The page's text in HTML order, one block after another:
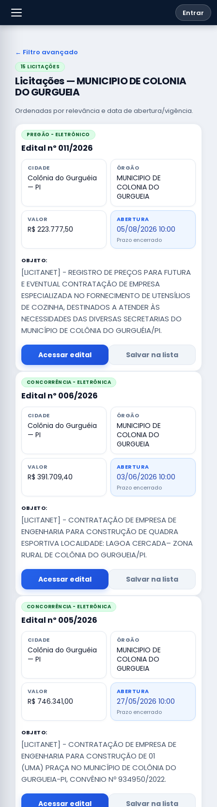
Entrar
← Filtro avançado
15 LICITAÇÕES
Licitações — MUNICIPIO DE COLONIA
DO GURGUEIA
Ordenadas por relevância e data de abertura/vigência.
PREGÃO - ELETRÔNICO
Edital nº 011/2026
CIDADE
Colônia do Gurguéia
— PI
ÓRGÃO
MUNICIPIO DE
COLONIA DO
GURGUEIA
VALOR
R$ 223.777,50
ABERTURA
05/08/2026 10:00
Prazo encerrado
OBJETO:
[LICITANET] - REGISTRO DE PREÇOS PARA FUTURA
E EVENTUAL CONTRATAÇÃO DE EMPRESA
ESPECIALIZADA NO FORNECIMENTO DE UTENSÍLIOS
DE COZINHA, DESTINADOS A ATENDER ÀS
NECESSIDADES DAS DIVERSAS SECRETARIAS DO
MUNICÍPIO DE COLÔNIA DO GURGUÉIA/PI.
Acessar edital Salvar na lista
CONCORRÊNCIA - ELETRÔNICA
Edital nº 006/2026
CIDADE
Colônia do Gurguéia
— PI
ÓRGÃO
MUNICIPIO DE
COLONIA DO
GURGUEIA
VALOR
R$ 391.709,40
ABERTURA
03/06/2026 10:00
Prazo encerrado
OBJETO:
[LICITANET] - CONTRATAÇÃO DE EMPRESA DE
ENGENHARIA PARA CONSTRUÇÃO DE QUADRA
ESPORTIVA LOCALIDADE: LAGOA CERCADA– ZONA
RURAL DE COLÔNIA DO GURGUEIA/PI.
Acessar edital Salvar na lista
CONCORRÊNCIA - ELETRÔNICA
Edital nº 005/2026
CIDADE
Colônia do Gurguéia
— PI
ÓRGÃO
MUNICIPIO DE
COLONIA DO
GURGUEIA
VALOR
R$ 746.341,00
ABERTURA
27/05/2026 10:00
Prazo encerrado
OBJETO:
[LICITANET] - CONTRATAÇÃO DE EMPRESA DE
ENGENHARIA PARA CONSTRUÇÃO DE 01
(UMA) PRAÇA NO MUNICÍPIO DE COLÔNIA DO
GURGUEIA-PI, CONVÊNIO Nº 934950/2022.
Acessar edital Salvar na lista